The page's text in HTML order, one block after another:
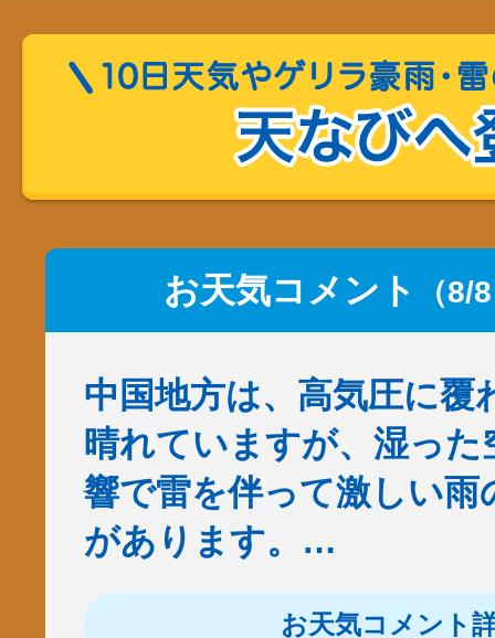
お天気コメント （8/
中国地方は、高気圧に覆
晴れていますが、湿っ
響で雷を伴って激しい雨
があります。…
お天気コメント